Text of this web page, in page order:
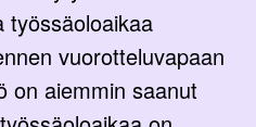
työssäoloaikaa
vuorotteluvapaan
on aiemmin saanut